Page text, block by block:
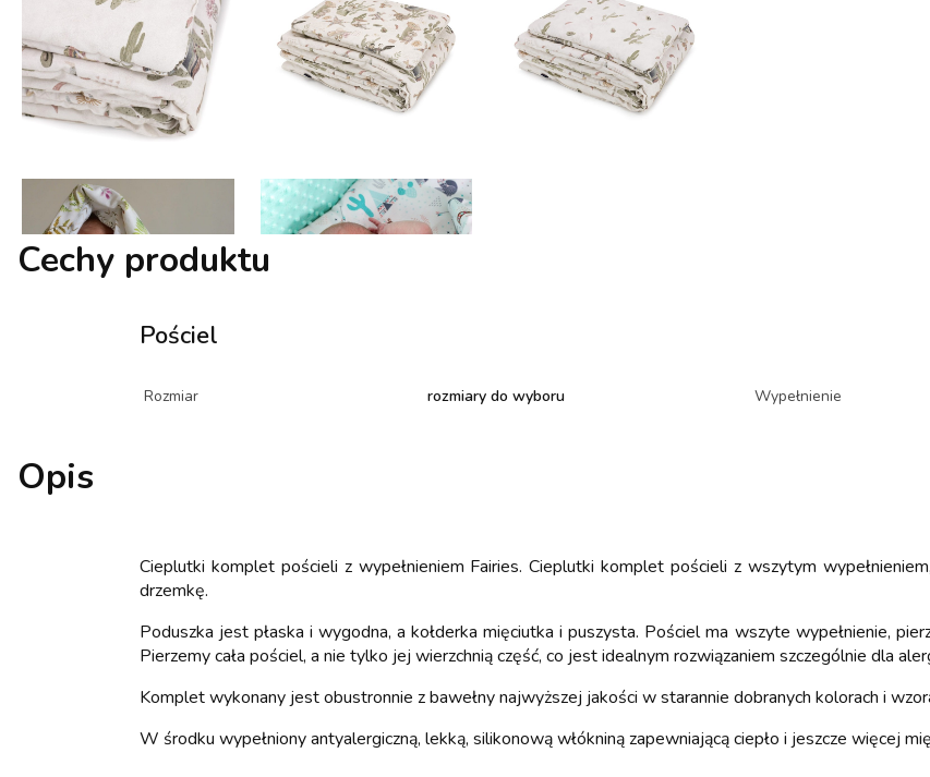
Cechy produktu
Pościel
Rozmiar rozmiary do wyboru Wypełnienie
Opis
Cieplutki komplet pościeli z wypełnieniem Fairies. Cieplutki komplet pościeli z wszytym
drzemkę.
Poduszka jest płaska i wygodna, a kołderka mięciutka i puszysta. Pościel ma wszyte wypełnienie,
Pierzemy cała pościel, a nie tylko jej wierzchnią część, co jest idealnym rozwiązaniem szczególnie dla
Komplet wykonany jest obustronnie z bawełny najwyższej jakości w starannie dobranych kolorach i
W środku wypełniony antyalergiczną, lekką, silikonową włókniną zapewniającą ciepło i jeszcze więcej